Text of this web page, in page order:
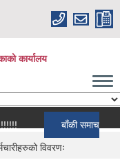
कार्यालय
बाँकी समाचार
विवरणः